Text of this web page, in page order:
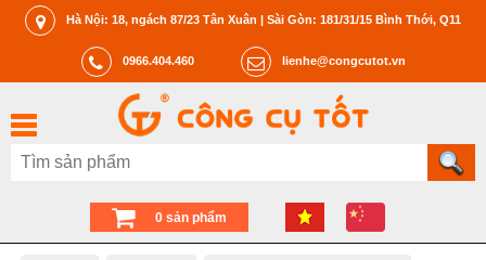
Hà Nội: 18, ngách 87/23 Tân Xuân | Sài Gòn: 181/31/15 Bình Thới, Q11
0966.404.460 lienhe@congcutot.vn
0 sản phẩm